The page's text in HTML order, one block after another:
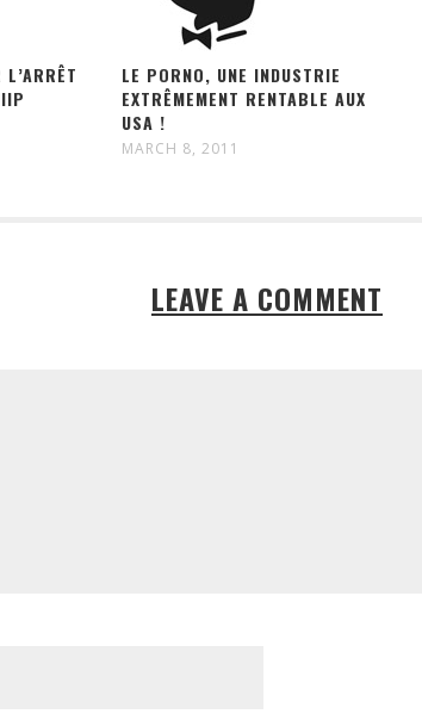
L’ARRÊT
LE PORNO, UNE INDUSTRIE
EXTRÊMEMENT RENTABLE AUX
USA !
MARCH 8, 2011
LEAVE A COMMENT